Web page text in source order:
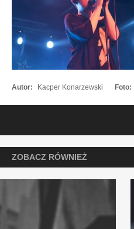
Autor: Kacper Konarzewski Foto:
ZOBACZ RÓWNIEŻ